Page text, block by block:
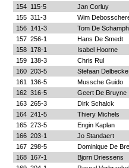
154 115-5
Jan Corluy
155 311-3
Wim
156 141-3
Tom De
157 256-1
Hans De Smedt
158 178-1
Isabel Hoorne
159 138-3
Chris Rul
160 203-5
Stefaan Delbecke
161
136-5
Mussche Guido
162 316-5
Geert De Bruyne
163 265-3
Dirk Schalck
164 241-5
Thiery Michels
165 273-5
Engin Kaplan
166 203-1
Jo Standaert
167 298-5
Dominique De
168 167-1
Bjorn Driessens